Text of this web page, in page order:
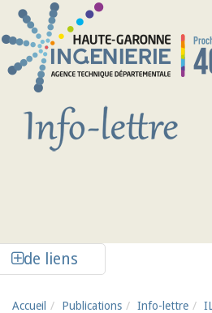
Aller au contenu principal
de liens
Accueil Publications Info-lettre